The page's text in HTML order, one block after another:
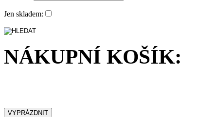
Jen skladem:
NÁKUPNÍ KOŠÍK: